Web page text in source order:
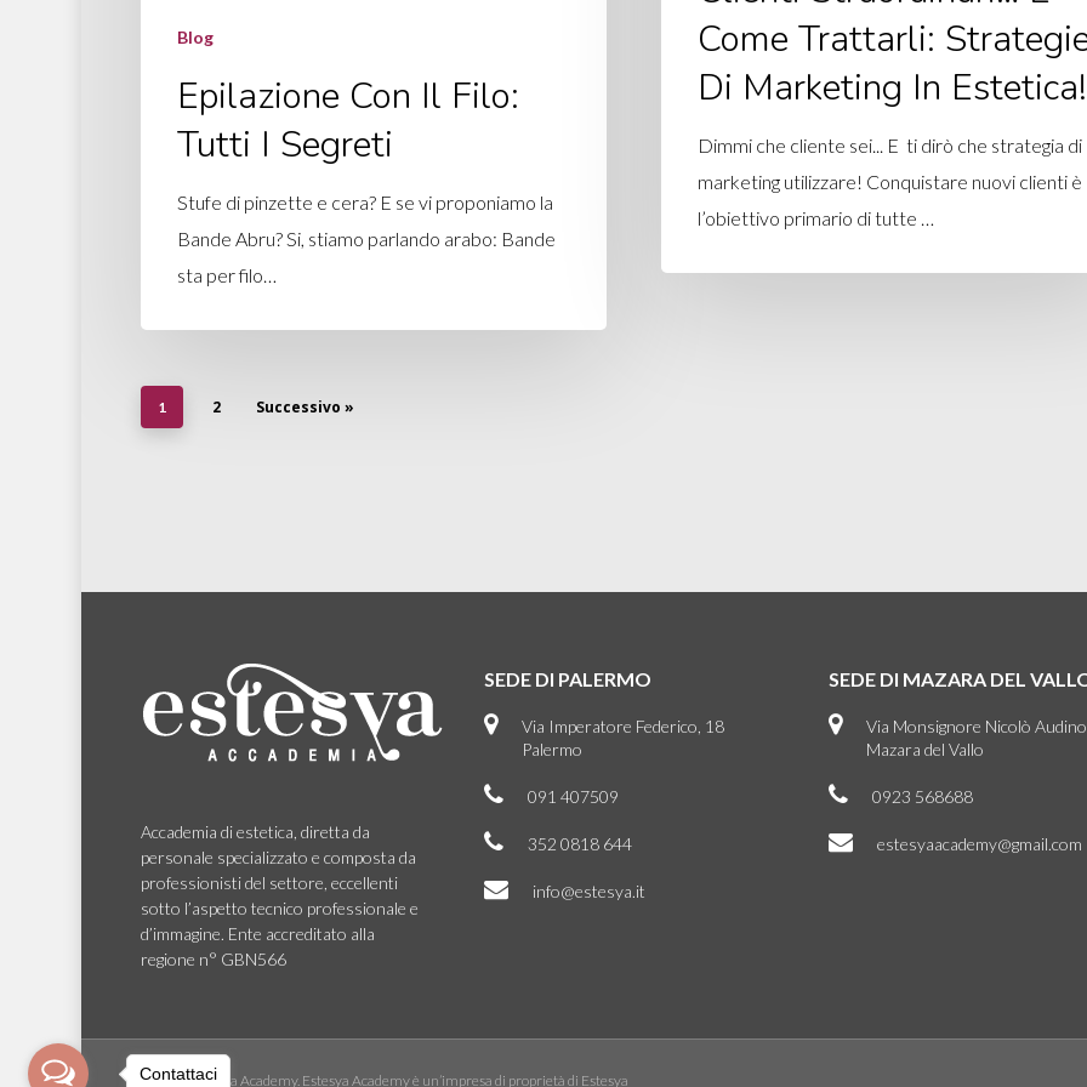
Come Trattarli:
Di Marketing In Estetica!
Dimmi che cliente sei... E ti dirò che strategia di
marketing utilizzare! Conquistare nuovi clienti è
l’obiettivo primario di tutte …
Blog
Epilazione Con Il Filo:
Tutti I Segreti
Stufe di pinzette e cera? E se vi proponiamo la
Bande Abru? Si, stiamo parlando arabo: Bande
sta per filo…
1 2 Successivo »
Accademia di estetica, diretta da
personale specializzato e composta da
professionisti del settore, eccellenti
sotto l’aspetto tecnico professionale e
d’immagine. Ente accreditato alla
regione n° GBN566
SEDE DI PALERMO
Via Imperatore Federico, 18
Palermo
091 407509
352 0818 644
info@estesya.it
SEDE DI MAZARA DEL
Via Monsignore Nicolò
Mazara del Vallo
0923 568688
estesyaacademy@gmail.com
© 2026 Estesya Academy. Estesya Academy è un’impresa di proprietà di Estesya
Contattaci